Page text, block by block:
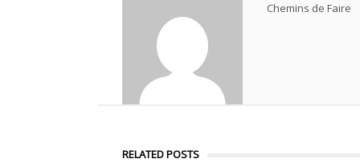
Chemins de Faire
RELATED POSTS